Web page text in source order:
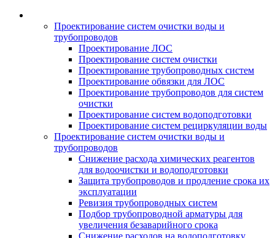
Проектирование систем очистки воды и
трубопроводов
Проектирование ЛОС
Проектирование систем очистки
Проектирование трубопроводных систем
Проектирование обвязки для ЛОС
Проектирование трубопроводов для систем
очистки
Проектирование систем водоподготовки
Проектирование систем рециркуляции воды
Проектирование систем очистки воды и
трубопроводов
Снижение расхода химических реагентов
для водоочистки и водоподготовки
Защита трубопроводов и продление срока их
эксплуатации
Ревизия трубопроводных систем
Подбор трубопроводной арматуры для
увеличения безаварийного срока
Снижение расходов на водоподготовку